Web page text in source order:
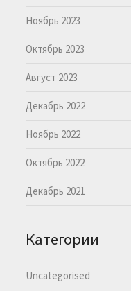
Ноябрь 2023
Октябрь 2023
Август 2023
Декабрь 2022
Ноябрь 2022
Октябрь 2022
Декабрь 2021
Категории
Uncategorised